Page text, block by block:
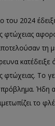
του 2024
φτώχειας
κατέδειξε
φτώχειας. Το
Ήδη
το